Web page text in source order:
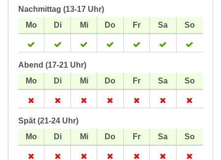
Nachmittag (13-17 Uhr)
Abend (17-21 Uhr)
Spät (21-24 Uhr)